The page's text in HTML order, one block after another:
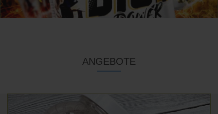
ANGEBOTE